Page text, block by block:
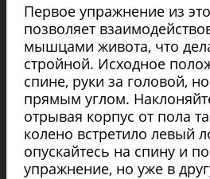
Первое упражнение из
позволяет
мышцами живота, что
стройной. Исходное
спине, руки за головой,
прямым углом.
отрывая корпус от пола
колено встретило левый
опускайтесь на спину и
упражнение, но уже в